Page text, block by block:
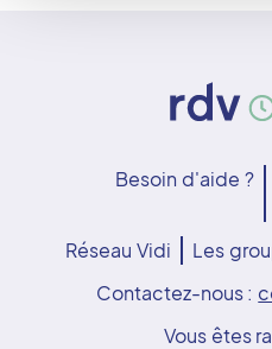
Besoin d'aide ?
Réseau Vidi
Les
Contactez-nous :
Vous êtes